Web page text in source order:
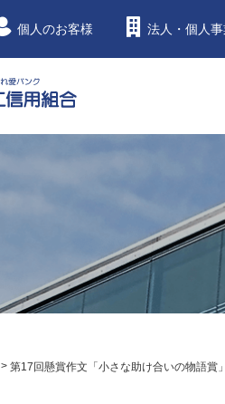
個人のお客様 法人・個人
>第17回懸賞作文「小さな助け合いの物語賞